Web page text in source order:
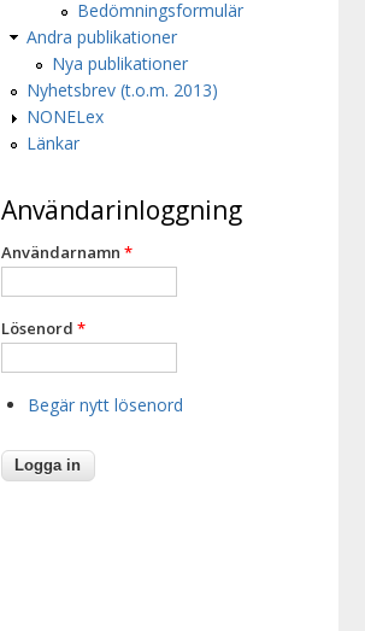
Bedömningsformulär
Andra publikationer
Nya publikationer
Nyhetsbrev (t.o.m. 2013)
NONELex
Länkar
Användarinloggning
Användarnamn *
Lösenord *
Begär nytt lösenord